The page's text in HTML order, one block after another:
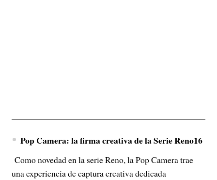
Pop Camera: la firma creativa de la Serie Reno16
Como novedad en la serie Reno, la Pop Camera trae
una experiencia de captura creativa dedicada